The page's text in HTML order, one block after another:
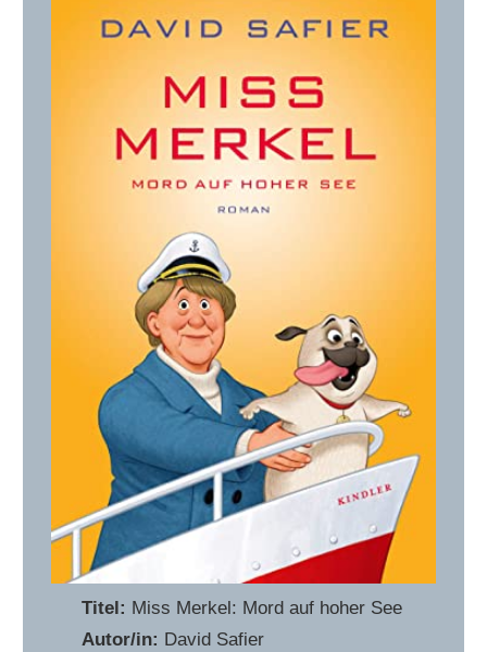
Titel: Miss Merkel: Mord auf hoher See
Autor/in: David Safier